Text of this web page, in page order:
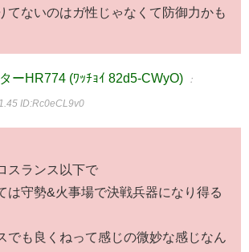
てないのはガ性じゃなくて防御力かも
ーHR774 (ﾜｯﾁｮｲ 82d5-CWyO) ：
ID:Rc0eCL9v0
スランス以下で
は守勢&火事場で決戦兵器になり得る
でも良くねって感じの微妙な感じなん